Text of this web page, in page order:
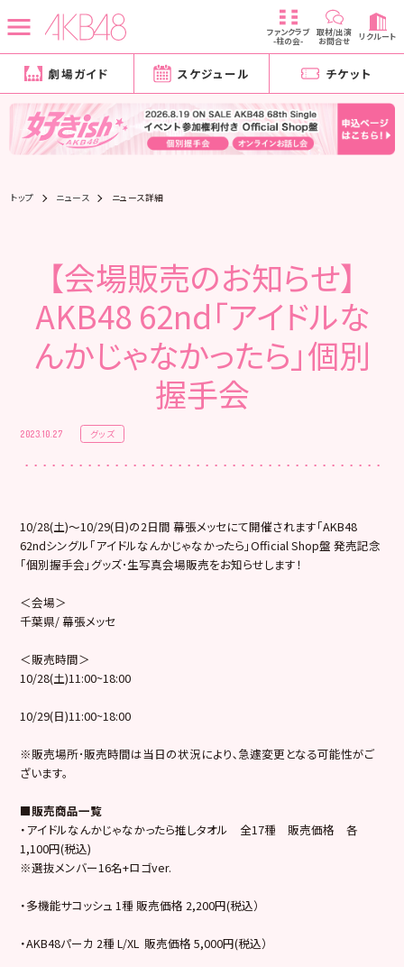
ファンクラブ
-柱の会-
取材/出演
お問合せ リクルート
劇場ガイド スケジュール チケット
トップ ニュース ニュース詳細
【会場販売のお知らせ】
AKB48 62nd「アイドルな
んかじゃなかったら」個別
握手会
2023.10.27 グッズ
10/28(土)～10/29(日)の2日間 幕張メッセにて開催されます「AKB48
62ndシングル「アイドルなんかじゃなかったら」Official Shop盤 発売記念
「個別握手会」グッズ･生写真会場販売をお知らせします！
＜会場＞
千葉県/ 幕張メッセ
＜販売時間＞
10/28(土)11:00~18:00
10/29(日)11:00~18:00
※販売場所･販売時間は当日の状況により､急遽変更となる可能性がご
ざいます。
■販売商品一覧
・アイドルなんかじゃなかったら推しタオル 全17種 販売価格 各
1,100円(税込)
※選抜メンバー16名+ロゴver.
・多機能サコッシュ 1種 販売価格 2,200円(税込）
・AKB48パーカ 2種 L/XL 販売価格 5,000円(税込）